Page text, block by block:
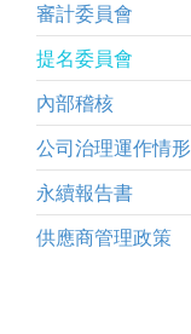
審計委員會
提名委員會
內部稽核
公司治理運作情形
永續報告書
供應商管理政策